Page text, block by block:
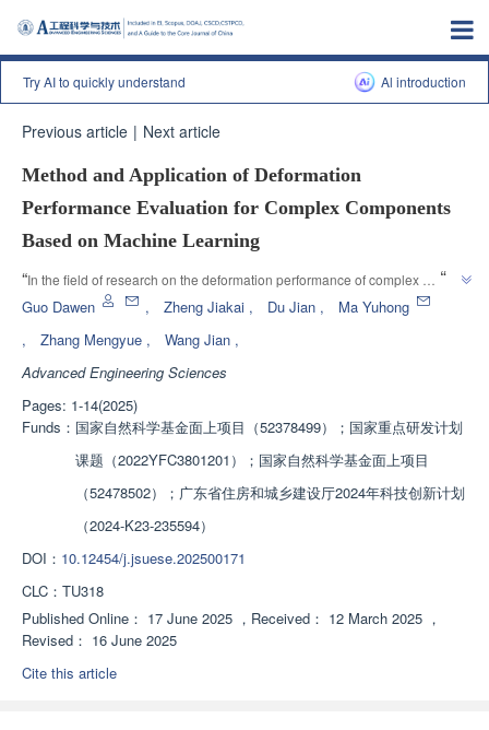
Try AI to quickly understand Al introduction
Previous article | Next article
Method and Application of Deformation
Performance Evaluation for Complex Components
Based on Machine Learning
“In the field of research on the deformation performance of complex
structural components, experts have proposed a machine learning based
performance of components. ”
”
Guo Dawen , Zheng Jiakai , Du Jian ,
Ma Yuhong
,
Zhang Mengyue , Wang Jian ,
Advanced Engineering Sciences
Pages: 1-14(2025)
Funds： 国家自然科学基金面上项目（52378499）；国家重点研发计划
课题（2022YFC3801201）；国家自然科学基金面上项目
（52478502）；广东省住房和城乡建设厅2024年科技创新计划
（2024-K23-235594）
DOI： 10.12454/j.jsuese.202500171
CLC： TU318
Published Online： 17 June 2025 ， Received： 12 March 2025 ，
Revised： 16 June 2025
Cite this article